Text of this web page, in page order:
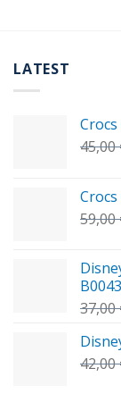
LATEST
45,00
59,00
37,00
42,00